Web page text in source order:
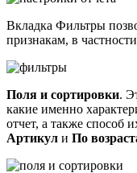
Вкладка Фильтры
признакам, в
Поля и сортировки.
какие именно
отчет, а также способ
Артикул и По